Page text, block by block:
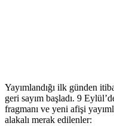
Yayımlandığı ilk günden
geri sayım başladı. 9
fragmanı ve yeni afişi
alakalı merak edilenler: